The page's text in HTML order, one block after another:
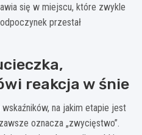
się w miejscu, które zwykle
przestał
reakcja w śnie
na jakim etapie jest
oznacza „zwycięstwo”.